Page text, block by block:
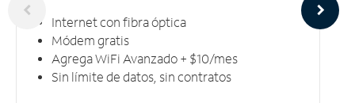
Internet con fibra óptica
Módem gratis
Agrega WiFi Avanzado + $10/mes
Sin límite de datos, sin contratos